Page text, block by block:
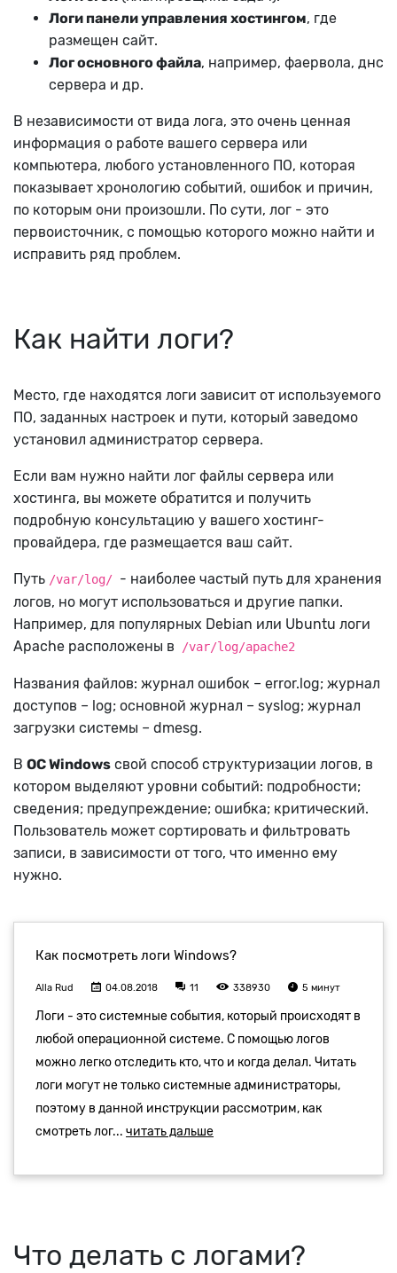
Логи панели управления хостингом, где
размещен сайт.
Лог основного файла, например, фаервола, днс
сервера и др.
В независимости от вида лога, это очень ценная
информация о работе вашего сервера или
компьютера, любого установленного ПО, которая
показывает хронологию событий, ошибок и причин,
по которым они произошли. По сути, лог - это
первоисточник, с помощью которого можно найти и
исправить ряд проблем.
Как найти логи?
Место, где находятся логи зависит от используемого
ПО, заданных настроек и пути, который заведомо
установил администратор сервера.
Если вам нужно найти лог файлы сервера или
хостинга, вы можете обратится и получить
подробную консультацию у вашего хостинг-
провайдера, где размещается ваш сайт.
Путь /var/log/ - наиболее частый путь для хранения
логов, но могут использоваться и другие папки.
Например, для популярных Debian или Ubuntu логи
Apache расположены в /var/log/apache2
Названия файлов: журнал ошибок – error.log; журнал
доступов – log; основной журнал – syslog; журнал
загрузки системы – dmesg.
В ОС Windows свой способ структуризации логов, в
котором выделяют уровни событий: подробности;
сведения; предупреждение; ошибка; критический.
Пользователь может сортировать и фильтровать
записи, в зависимости от того, что именно ему
нужно.
Что делать с логами?